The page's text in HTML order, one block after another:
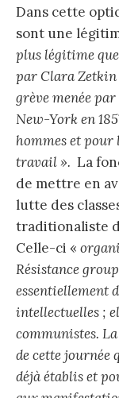
Dans cette
sont une
plus légitime
par Clara Zetkin
grève menée
New-York en
hommes et pour
travail ». La
de mettre en
lutte des
traditionaliste
Celle-ci «
Résistance
essentiellement
intellectuelles ;
communistes.
de cette journée
déjà établis et